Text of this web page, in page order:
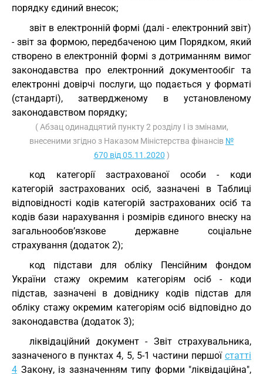
порядку єдиний внесок;
звіт в електронній формі (далі - електронний звіт)
- звіт за формою, передбаченою цим Порядком, який
створено в електронній формі з дотриманням вимог
законодавства про електронний документообіг та
електронні довірчі послуги, що подається у форматі
(стандарті), затвердженому в установленому
законодавством порядку;
( Абзац одинадцятий пункту 2 розділу I із змінами,
внесеними згідно з Наказом Міністерства фінансів №
670 від 05.11.2020 )
код категорії застрахованої особи - коди
категорій застрахованих осіб, зазначені в Таблиці
відповідності кодів категорій застрахованих осіб та
кодів бази нарахування і розмірів єдиного внеску на
загальнообов’язкове державне соціальне
страхування (додаток 2);
код підстави для обліку Пенсійним фондом
України стажу окремим категоріям осіб - коди
підстав, зазначені в довіднику кодів підстав для
обліку стажу окремим категоріям осіб відповідно до
законодавства (додаток 3);
ліквідаційний документ - Звіт страхувальника,
зазначеного в пунктах 4, 5, 5-1 частини першої статті
4 Закону, із зазначенням типу форми "ліквідаційна",